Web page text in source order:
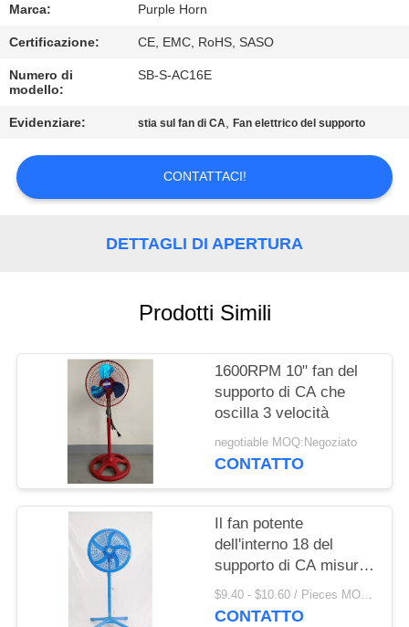
CONTATTICI
RICHIEDA
UNA
CITAZIONE
MAPPA
Marca: Purple Horn
Certificazione: CE, EMC, RoHS, SASO
Numero di
modello:
SB-S-AC16E
Evidenziare: stia sul fan di CA,Fan elettrico del supporto
CONTATTACI!
DETTAGLI DI APERTURA
Prodotti Simili
1600RPM 10" fan del
supporto di CA che
oscilla 3 velocità
negotiable MOQ:Negoziato
CONTATTO
Il fan potente
dell'interno 18 del
supporto di CA misura
le 3 regolazioni in
pollici della velocità su
$9.40 - $10.60 / Pieces MOQ:1000 Piece / Pieces
CONTATTO